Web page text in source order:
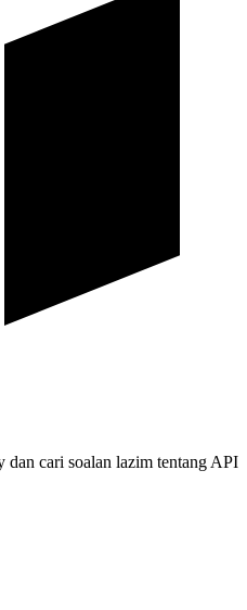
dan cari soalan lazim tentang API